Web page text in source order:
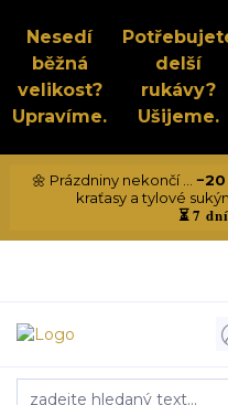
Nesedí
běžná
velikost?
Upravíme.
delší
rukávy?
Ušijeme.
🌼 Prázdniny nekončí ... −20
kraťasy a tylové
⏳7